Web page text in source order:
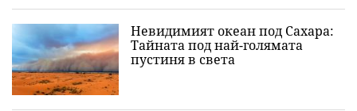
Невидимият океан под Сахара:
Тайната под най-голямата
пустиня в света